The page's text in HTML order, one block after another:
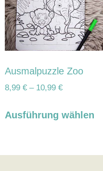
Ausmalpuzzle Zoo
8,99 € – 10,99 €
Ausführung wählen